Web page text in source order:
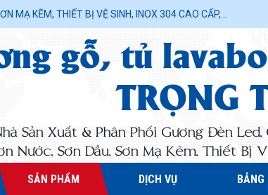
MẠ KẼM, THIẾT BỊ VỆ SINH, INOX 304 CAO CẤP,...
gỗ, tủ
TRỌNG
Sản Xuất & Phân Phối Gương Đèn
Nước, Sơn Dầu, Sơn Mạ Kẽm, Thiết Bị
SẢN PHẨM DỊCH VỤ BẢNG